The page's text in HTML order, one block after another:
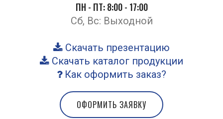
ПН - ПТ: 8:00 - 17:00
Сб, Вс: Выходной
Скачать презентацию
Скачать каталог продукции
Как оформить заказ?
ОФОРМИТЬ ЗАЯВКУ